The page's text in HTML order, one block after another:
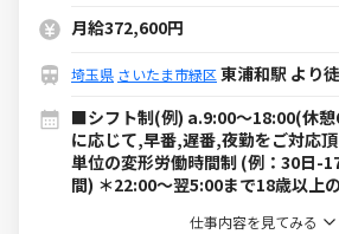
月給372,600円
埼玉県 さいたま市緑区 東浦和駅 より
■シフト制(例) a.9:00～18:00(休憩
に応じて,早番,遅番,夜勤をご対応
単位の変形労働時間制 (例：30日-
間) ＊22:00～翌5:00まで18歳以上
仕事内容を見てみる